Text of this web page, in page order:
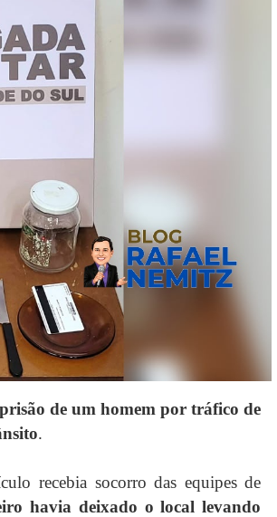
prisão de um homem por tráfico de
.
recebia socorro das equipes de
havia deixado o local levando